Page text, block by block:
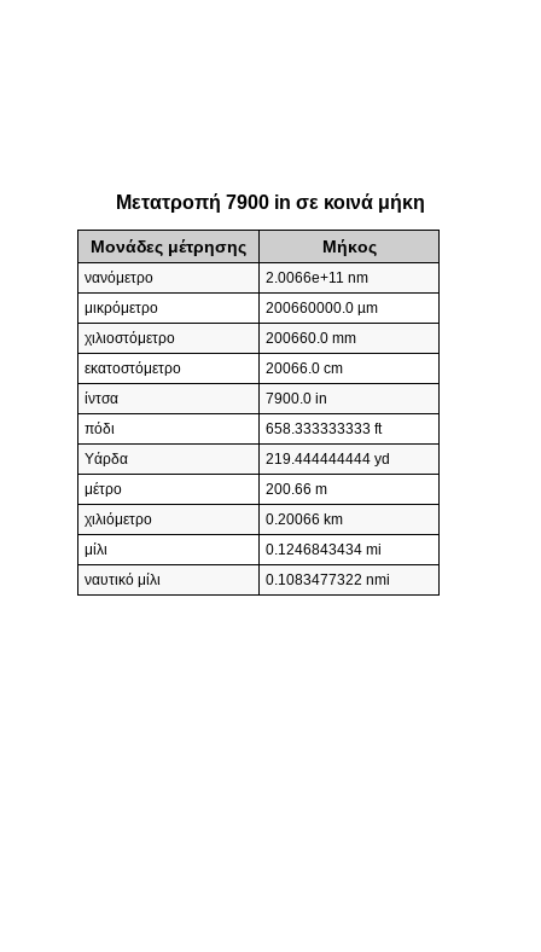
Μετατροπή 7900 in σε κοινά μήκη
Μονάδες μέτρησης Μήκος
νανόμετρο
2.0066e+11 nm
μικρόμετρο
200660000.0 µm
χιλιοστόμετρο
200660.0 mm
εκατοστόμετρο
20066.0 cm
ίντσα
7900.0 in
πόδι
658.333333333 ft
Υάρδα
219.444444444 yd
μέτρο
200.66 m
χιλιόμετρο
0.20066 km
μίλι
0.1246843434 mi
ναυτικό μίλι
0.1083477322 nmi